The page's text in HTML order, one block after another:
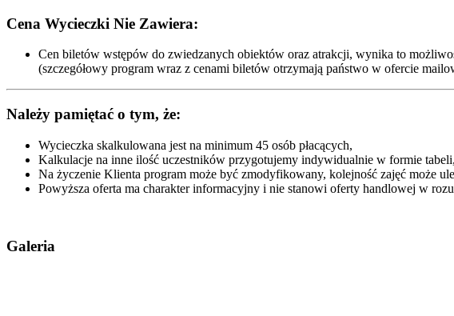
Cena Wycieczki Nie Zawiera:
Cen biletów wstępów do zwiedzanych obiektów oraz atrakcji, wynika to
(szczegółowy program wraz z cenami biletów otrzymają państwo w ofercie
Należy pamiętać o tym, że:
Wycieczka skalkulowana jest na minimum 45 osób płacących,
Kalkulacje na inne ilość uczestników przygotujemy indywidualnie w formie tabeli,
Na życzenie Klienta program może być zmodyfikowany, kolejność zajęć może
Powyższa oferta ma charakter informacyjny i nie stanowi oferty handlowej w
Galeria